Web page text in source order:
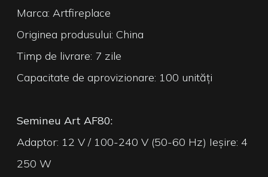
Marca: Artfireplace
Originea produsului: China
Timp de livrare: 7 zile
Capacitate de aprovizionare: 100 unități
Semineu Art AF80:
Adaptor: 12 V / 100-240 V (50-60 Hz) Ieșire: 4
250 W